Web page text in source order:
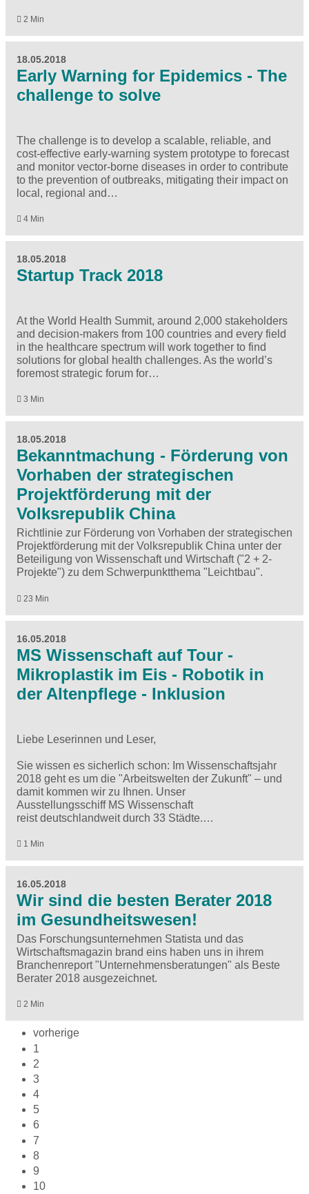
2 Min
18.05.2018
Early Warning for Epidemics - The
challenge to solve
The challenge is to develop a scalable, reliable, and
cost-effective early-warning system prototype to forecast
and monitor vector-borne diseases in order to contribute
to the prevention of outbreaks, mitigating their impact on
local, regional and…
4 Min
18.05.2018
Startup Track 2018
At the World Health Summit, around 2,000 stakeholders
and decision-makers from 100 countries and every field
in the healthcare spectrum will work together to find
solutions for global health challenges. As the world’s
foremost strategic forum for…
3 Min
18.05.2018
Bekanntmachung - Förderung von
Vorhaben der strategischen
Projektförderung mit der
Volksrepublik China
Richtlinie zur Förderung von Vorhaben der strategischen
Projektförderung mit der Volksrepublik China unter der
Beteiligung von Wissenschaft und Wirtschaft ("2 + 2-
Projekte") zu dem Schwerpunktthema "Leichtbau".
23 Min
16.05.2018
MS Wissenschaft auf Tour -
Mikroplastik im Eis - Robotik in
der Altenpflege - Inklusion
Liebe Leserinnen und Leser,
Sie wissen es sicherlich schon: Im Wissenschaftsjahr
2018 geht es um die "Arbeitswelten der Zukunft" – und
damit kommen wir zu Ihnen. Unser
Ausstellungsschiff MS Wissenschaft
reist deutschlandweit durch 33 Städte.…
1 Min
16.05.2018
Wir sind die besten Berater 2018
im Gesundheitswesen!
Das Forschungsunternehmen Statista und das
Wirtschaftsmagazin brand eins haben uns in ihrem
Branchenreport "Unternehmensberatungen" als Beste
Berater 2018 ausgezeichnet.
2 Min
vorherige
1
2
3
4
5
6
7
8
9
10